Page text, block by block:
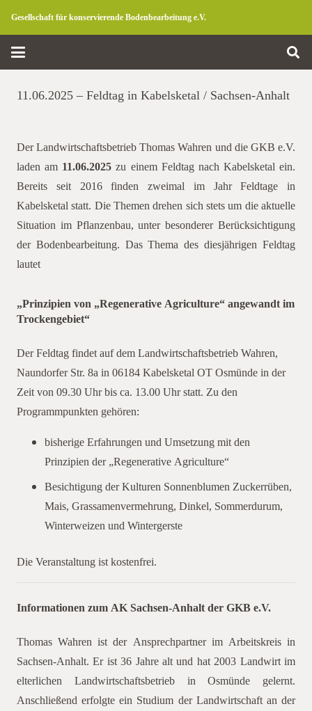
Gesellschaft für konservierende Bodenbearbeitung e.V.
11.06.2025 – Feldtag in Kabelsketal / Sachsen-Anhalt
Der Landwirtschaftsbetrieb Thomas Wahren und die GKB e.V.
laden am 11.06.2025 zu einem Feldtag nach Kabelsketal ein.
Bereits seit 2016 finden zweimal im Jahr Feldtage in
Kabelsketal statt. Die Themen drehen sich stets um die aktuelle
Situation im Pflanzenbau, unter besonderer Berücksichtigung
der Bodenbearbeitung. Das Thema des diesjährigen Feldtag
lautet
„Prinzipien von „Regenerative Agriculture“ angewandt im
Trockengebiet“
Der Feldtag findet auf dem Landwirtschaftsbetrieb Wahren,
Naundorfer Str. 8a in 06184 Kabelsketal OT Osmünde in der
Zeit von 09.30 Uhr bis ca. 13.00 Uhr statt. Zu den
Programmpunkten gehören:
bisherige Erfahrungen und Umsetzung mit den
Prinzipien der „Regenerative Agriculture“
Besichtigung der Kulturen Sonnenblumen Zuckerrüben,
Mais, Grassamenvermehrung, Dinkel, Sommerdurum,
Winterweizen und Wintergerste
Die Veranstaltung ist kostenfrei.
Informationen zum AK Sachsen-Anhalt der GKB e.V.
Thomas Wahren ist der Ansprechpartner im Arbeitskreis in
Sachsen-Anhalt. Er ist 36 Jahre alt und hat 2003 Landwirt im
elterlichen Landwirtschaftsbetrieb in Osmünde gelernt.
Anschließend erfolgte ein Studium der Landwirtschaft an der